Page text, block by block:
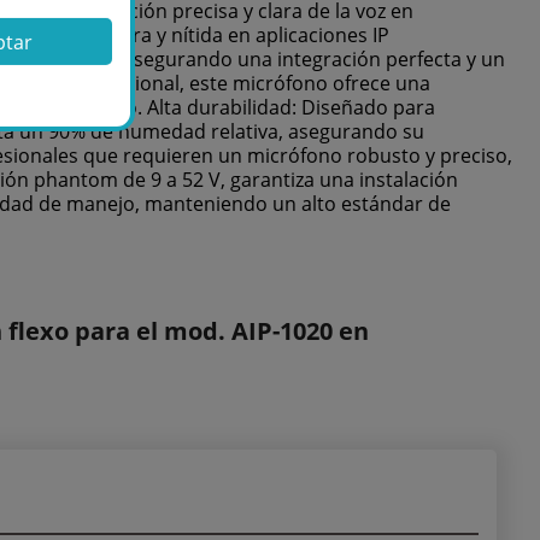
una captación precisa y clara de la voz en
de voz clara y nítida en aplicaciones IP
AIP-1020, asegurando una integración perfecta y un
unidireccional, este micrófono ofrece una
del sonido. Alta durabilidad: Diseñado para
un 90% de humedad relativa, asegurando su
que requieren un micrófono robusto y preciso,
phantom de 9 a 52 V, garantiza una instalación
de manejo, manteniendo un alto estándar de
para el mod. AIP-1020 en